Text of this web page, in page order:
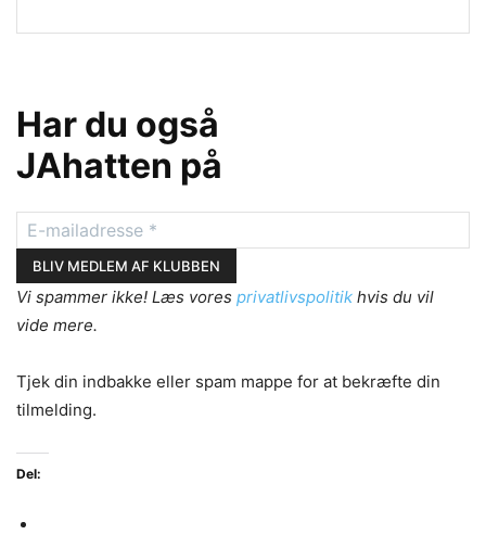
Har du også
JAhatten på
Vi spammer ikke! Læs vores privatlivspolitik hvis du vil
vide mere.
Tjek din indbakke eller spam mappe for at bekræfte din
tilmelding.
Del: